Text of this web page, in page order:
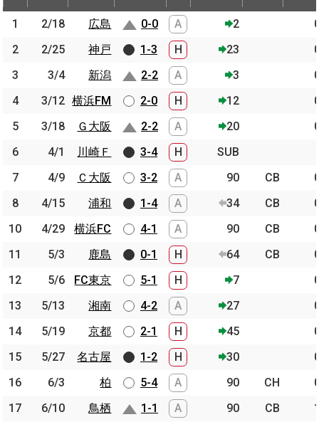
節 開催日 相手 スコア 出場時間 ゴー
1 2/18 広島 0-0 A 2
2
2/25 神戸 1-3 H 23
3
3/4 新潟 2-2 A 3
4
3/12 横浜FM 2-0 H 12
5
3/18 Ｇ大阪 2-2 A 20
6
4/1 川崎Ｆ 3-4 H
SUB
7
4/9 Ｃ大阪 3-2 A 90 CB
8
4/15 浦和 1-4 A 34 CB
10
4/29 横浜FC 4-1 A 90 CB
11
5/3 鹿島 0-1 H 64 CB
12
5/6 FC東京 5-1 H 7
13
5/13 湘南 4-2 A 27
14
5/19 京都 2-1 H 45
15
5/27 名古屋 1-2 H 30
16
6/3 柏 5-4 A 90 CH
17
6/10 鳥栖 1-1 A 90 CB
1 2/18
広島
2
2/25
神戸
3
3/4
新潟
4
3/12 横浜FM
5
3/18
Ｇ大阪
6
4/1
川崎Ｆ
7
4/9
Ｃ大阪
8
4/15
浦和
10
4/29
横浜FC
11
5/3
鹿島
12
5/6
FC東京
13
5/13
湘南
14
5/19
京都
15
5/27
名古屋
16
6/3
柏
17
6/10
鳥栖